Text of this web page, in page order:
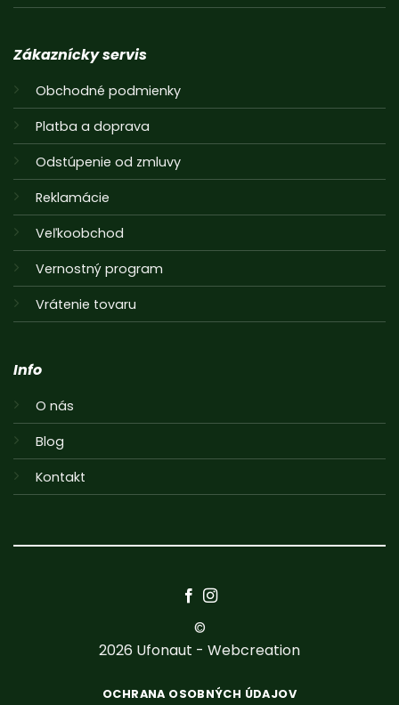
Zákaznícky servis
Obchodné podmienky
Platba a doprava
Odstúpenie od zmluvy
Reklamácie
Veľkoobchod
Vernostný program
Vrátenie tovaru
Info
O nás
Blog
Kontakt
©
2026 Ufonaut - Webcreation
OCHRANA OSOBNÝCH ÚDAJOV